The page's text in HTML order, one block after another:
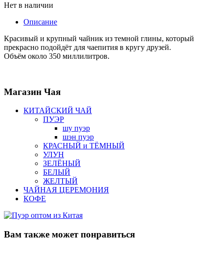
Нет в наличии
Описание
Красивый и крупный чайник из темной глины, который
прекрасно подойдёт для чаепития в кругу друзей.
Объём около 350 миллилитров.
Магазин Чая
КИТАЙСКИЙ ЧАЙ
ПУЭР
шу пуэр
шэн пуэр
КРАСНЫЙ и ТЁМНЫЙ
УЛУН
ЗЕЛЁНЫЙ
БЕЛЫЙ
ЖЕЛТЫЙ
ЧАЙНАЯ ЦЕРЕМОНИЯ
КОФЕ
Вам также может понравиться